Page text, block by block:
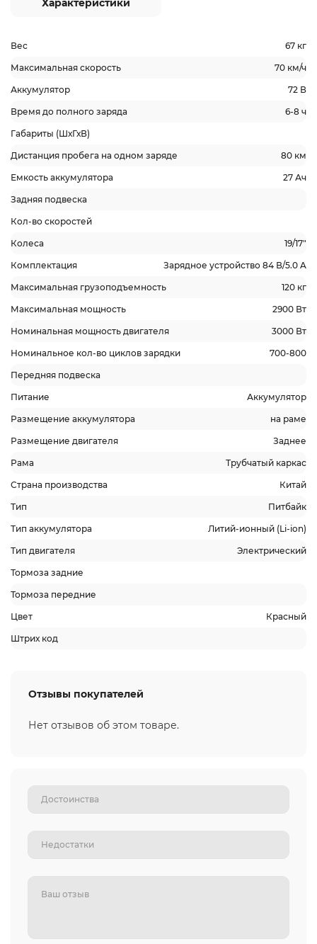
Характеристики
Вес 67 кг
Максимальная скорость 70 км/ч
Аккумулятор 72 В
Время до полного заряда 6-8 ч
Габариты (ШхГхВ)
Дистанция пробега на одном заряде 80 км
Емкость аккумулятора 27 Ач
Задняя подвеска
Кол-во скоростей
Колеса 19/17"
Комплектация Зарядное устройство 84 В/5.0 A
Максимальная грузоподъемность 120 кг
Максимальная мощность 2900 Вт
Номинальная мощность двигателя 3000 Вт
Номинальное кол-во циклов зарядки 700-800
Передняя подвеска
Питание Аккумулятор
Размещение аккумулятора на раме
Размещение двигателя Заднее
Рама Трубчатый каркас
Страна производства Китай
Тип Питбайк
Тип аккумулятора Литий-ионный (Li-ion)
Тип двигателя Электрический
Тормоза задние
Тормоза передние
Цвет Красный
Штрих код
Отзывы покупателей
Нет отзывов об этом товаре.